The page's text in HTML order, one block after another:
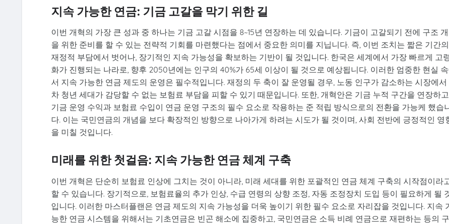
지속 가능한 연금: 기금 고갈을 막기 위한 길
이번 개혁의 가장 큰 성과 중 하나는 기금 고갈 시점을 8~15년 연장하는 데 있습니다. 기금이 고갈되기 전에 구조
을 위한 준비를 할 수 있는 전략적 기회를 마련했다는 점에서 중요한 의미를 지닙니다. 즉, 이번 조치는 짧은 기간의
재정적 부담에서 벗어나, 장기적인 지속 가능성을 확보하는 기반이 될 것입니다. 한국은 세계에서 가장 빠르게 고
화가 진행되는 나라로, 향후 2050년에는 인구의 40%가 65세 이상이 될 것으로 예상됩니다. 이러한 엄중한 현실
서 지속 가능한 연금 제도의 운영은 필수적입니다. 재정의 두 축이 잘 운영될 경우, 노동 인구가 감소하는 시장에서
차 청년 세대가 감당할 수 없는 보험료 부담을 피할 수 있기 때문입니다. 또한, 개혁안은 기금 누적 구간을 연장하
기금 운영 수익과 보험료 수입이 연금 운영 구조의 필수 요소로 작용하는 준 적립 방식으로의 전환을 가능케 했습
다. 이는 국민연금의 개념을 보다 확장적인 방향으로 나아가게 하려는 시도가 될 것이며, 사회 전반에 긍정적인 영
을 미칠 것입니다.
미래를 위한 첫걸음: 지속 가능한 연금 체계 구축
이번 개혁은 단순히 보험료 인상에 그치는 것이 아니라, 미래 세대를 위한 포괄적인 연금 체계 구축의 시작점이라
할 수 있습니다. 장기적으로, 보험료율의 추가 인상, 수급 연령의 상향 조정, 자동 조정장치 도입 등이 필요하게 될
입니다. 이러한 마스터플랜은 연금 제도의 지속 가능성을 더욱 높이기 위한 필수 요소로 자리잡을 것입니다. 지속
능한 연금 시스템을 위해서는 기초연금은 빈곤 해소에 집중하고, 국민연금은 소득 비례 연금으로 재편하는 등의 구